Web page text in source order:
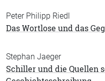
Peter Philipp Riedl
Das Wortlose und das
Stephan Jaeger
Schiller und die Quellen